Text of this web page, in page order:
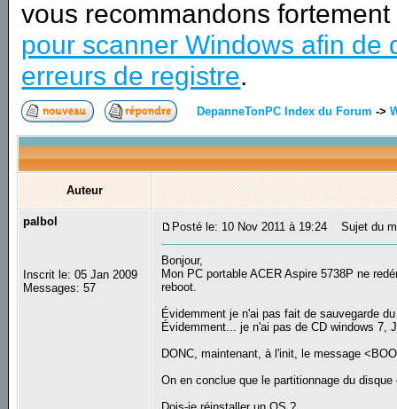
vous recommandons
pour scanner Windows afin de
erreurs de registre.
DepanneTonPC Index du Forum ->
Auteur
palbol
Inscrit le: 05 Jan 2009
Messages: 57
Posté le: 10 Nov 2011 à 19:24 Sujet du
Bonjour,
Mon PC portable ACER Aspire 5738P ne
reboot.
Évidemment je n'ai pas fait de sauvegarde
Évidemment... je n'ai pas de CD windows 7,
DONC, maintenant, à l'init, le message
On en conclue que le partitionnage du